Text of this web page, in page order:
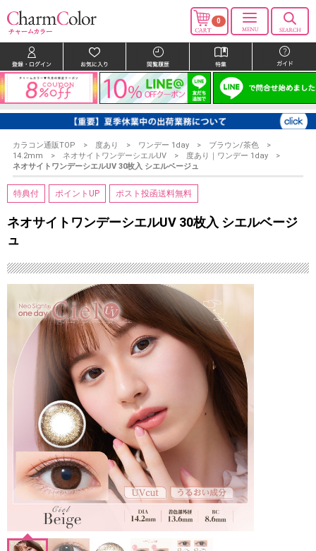
0
カラコン通販TOP 度あり ワンデー 1day
ブラウン/茶色
14.2mm
ネオサイトワンデーシエルUV
度あり｜ワンデー 1day
ネオサイトワンデーシエルUV 30枚入 シエルベージュ
特典付 ポイントUP ポスト投函送料無料
ネオサイトワンデーシエルUV 30枚入 シエルベージ
ュ